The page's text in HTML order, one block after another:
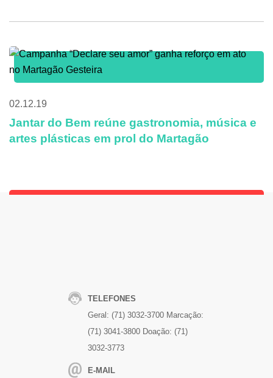
02.12.19
Jantar do Bem reúne gastronomia, música e
artes plásticas em prol do Martagão
TELEFONES
Geral: (71) 3032-3700 Marcação:
(71) 3041-3800 Doação: (71)
3032-3773
E-MAIL